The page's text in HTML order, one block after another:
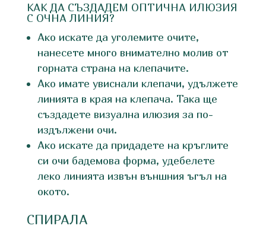
КАК ДА СЪЗДАДЕМ ОПТИЧНА ИЛЮЗИЯ
С ОЧНА ЛИНИЯ?
Ако искате да уголемите очите,
нанесете много внимателно молив от
горната страна на клепачите.
Ако имате увиснали клепачи, удължете
линията в края на клепача. Така ще
създадете визуална илюзия за по-
издължени очи.
Ако искате да придадете на кръглите
си очи бадемова форма, удебелете
леко линията извън външния ъгъл на
окото.
СПИРАЛА